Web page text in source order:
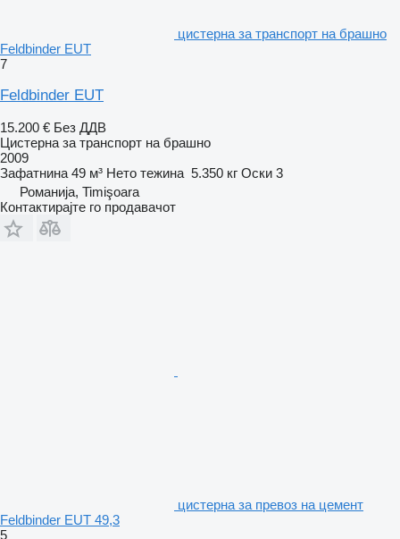
цистерна за транспорт на брашно
Feldbinder EUT
7
Feldbinder EUT
15.200 € Без ДДВ
Цистерна за транспорт на брашно
2009
Зафатнина 49 м³ Нето тежина 5.350 кг Оски 3
Романија, Timişoara
Контактирајте го продавачот
цистерна за превоз на цемент
Feldbinder EUT 49,3
5